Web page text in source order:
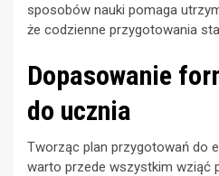
sposobów nauki pomaga
że codzienne przygotowania
Dopasowanie
do ucznia
Tworząc plan przygotowań do
warto przede wszystkim wziąć